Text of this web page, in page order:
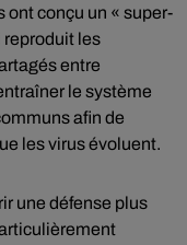
conçu un « super-
reproduit les
entre
le système
afin de
les virus évoluent.
une défense plus